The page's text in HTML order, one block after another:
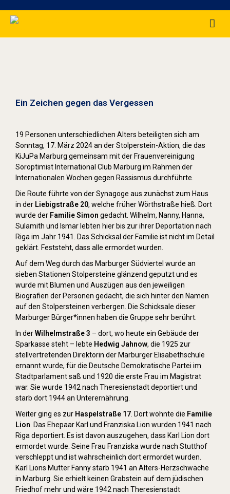
Ein Zeichen gegen das Vergessen
19 Personen unterschiedlichen Alters beteiligten sich am
Sonntag, 17. März 2024 an der Stolperstein-Aktion, die das
KiJuPa Marburg gemeinsam mit der Frauenvereinigung
Soroptimist International Club Marburg im Rahmen der
Internationalen Wochen gegen Rassismus durchführte.
Die Route führte von der Synagoge aus zunächst zum Haus
in der Liebigstraße 20, welche früher Wörthstraße hieß. Dort
wurde der Familie Simon gedacht. Wilhelm, Nanny, Hanna,
Sulamith und Ismar lebten hier bis zur ihrer Deportation nach
Riga im Jahr 1941. Das Schicksal der Familie ist nicht im Detail
geklärt. Feststeht, dass alle ermordet wurden.
Auf dem Weg durch das Marburger Südviertel wurde an
sieben Stationen Stolpersteine glänzend geputzt und es
wurde mit Blumen und Auszügen aus den jeweiligen
Biografien der Personen gedacht, die sich hinter den Namen
auf den Stolpersteinen verbergen. Die Schicksale dieser
Marburger Bürger*innen haben die Gruppe sehr berührt.
In derWilhelmstraße 3 – dort, wo heute ein Gebäude der
Sparkasse steht – lebte Hedwig Jahnow, die 1925 zur
stellvertretenden Direktorin der Marburger Elisabethschule
ernannt wurde, für die Deutsche Demokratische Partei im
Stadtparlament saß und 1920 die erste Frau im Magistrat
war. Sie wurde 1942 nach Theresienstadt deportiert und
starb dort 1944 an Unterernährung.
Weiter ging es zur Haspelstraße 17 . Dort wohnte die Familie
Lion . Das Ehepaar Karl und Franziska Lion wurden 1941 nach
Riga deportiert. Es ist davon auszugehen, dass Karl Lion dort
ermordet wurde. Seine Frau Franziska wurde nach Stutthof
verschleppt und ist wahrscheinlich dort ermordet wurden.
Karl Lions Mutter Fanny starb 1941 an Alters-Herzschwäche
in Marburg. Sie erhielt keinen Grabstein auf dem jüdischen
Friedhof mehr und wäre 1942 nach Theresienstadt